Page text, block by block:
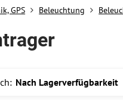
GPS Beleuchtung
Nach Lagerverfügbarkeit